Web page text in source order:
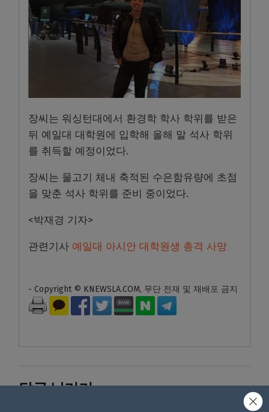
장씨는 워싱턴대에서 환경학 학사 학위를 받은
뒤 예일대 대학원에 입학해 올해 말 석사 학위
를 취득할 예정이었다.
장씨는 물고기 체내 축적된 수은함유량에 초점
을 맞춘 석사 학위를 준비 중이었다.
<박재경 기자>
관련기사 예일대 아시안 대학원생 총격 사망
- Copyright © KNEWSLA.COM, 무단 전재 및 재배포 금지
답글 남기기